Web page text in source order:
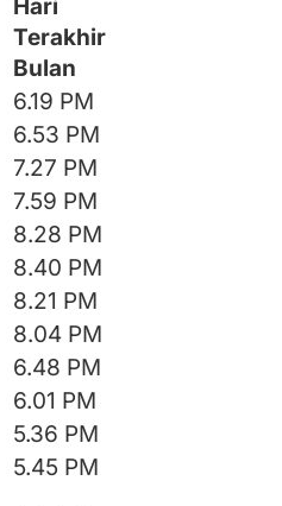
Hari
Terakhir
Bulan
6.19 PM
6.53 PM
7.27 PM
7.59 PM
8.28 PM
8.40 PM
8.21 PM
8.04 PM
6.48 PM
6.01 PM
5.36 PM
5.45 PM